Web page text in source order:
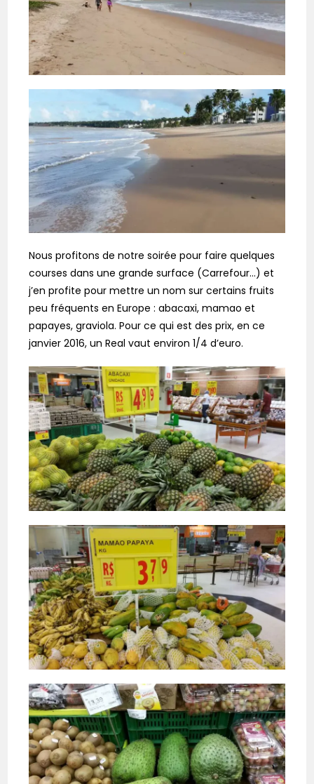
Nous profitons de notre soirée pour faire quelques
courses dans une grande surface (Carrefour…) et
j’en profite pour mettre un nom sur certains fruits
peu fréquents en Europe : abacaxi, mamao et
papayes, graviola. Pour ce qui est des prix, en ce
janvier 2016, un Real vaut environ 1/4 d’euro.